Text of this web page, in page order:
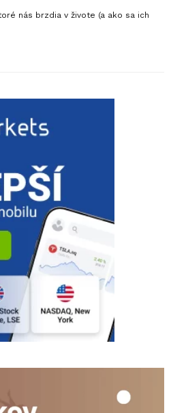
nás brzdia v živote (a ako sa ich